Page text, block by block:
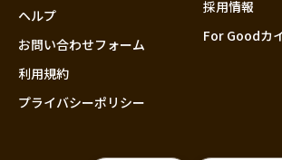
ヘルプ
お問い合わせフォーム
利用規約
プライバシーポリシー
採用情報
For Goodカ